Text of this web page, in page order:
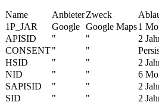
Name AnbieterZweck
1P_JAR
Google Google Maps1
APISID
" " 2
CONSENT" "
HSID
" " 2
NID
" " 6
SAPISID
" " 2
SID
" " 2